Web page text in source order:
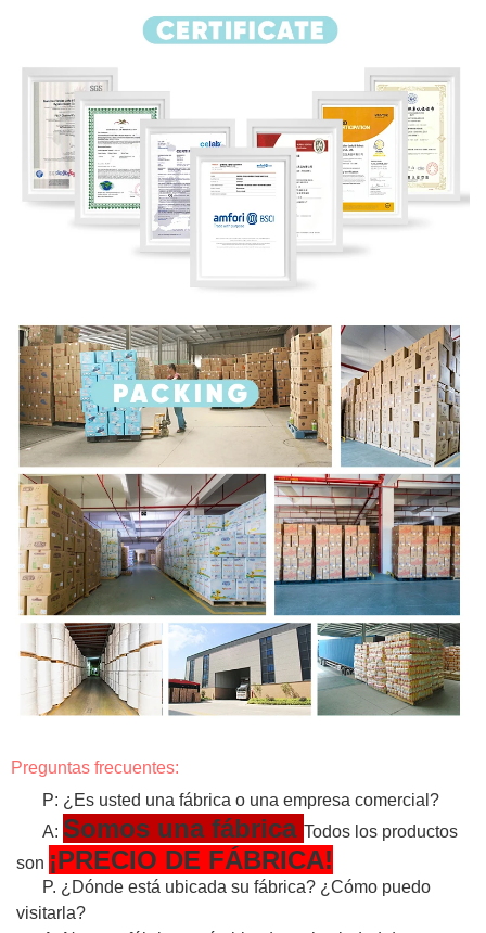
Preguntas frecuentes:
P: ¿Es usted una fábrica o una empresa comercial?
A: Somos una fábrica Todos los productos
son ¡PRECIO DE FÁBRICA!
P. ¿Dónde está ubicada su fábrica? ¿Cómo puedo
visitarla?